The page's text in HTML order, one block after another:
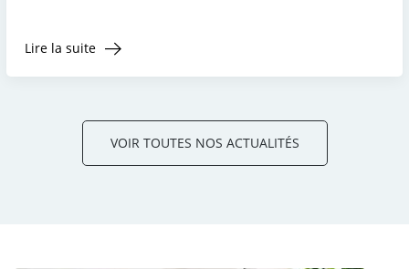
Lire la suite
VOIR TOUTES NOS ACTUALITÉS